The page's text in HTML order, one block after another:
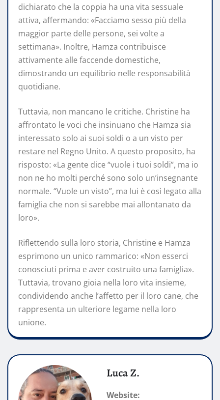
dichiarato che la coppia ha una vita sessuale
attiva, affermando: «Facciamo sesso più della
maggior parte delle persone, sei volte a
settimana». Inoltre, Hamza contribuisce
attivamente alle faccende domestiche,
dimostrando un equilibrio nelle responsabilità
quotidiane.
Tuttavia, non mancano le critiche. Christine ha
affrontato le voci che insinuano che Hamza sia
interessato solo ai suoi soldi o a un visto per
restare nel Regno Unito. A questo proposito, ha
risposto: «La gente dice “vuole i tuoi soldi”, ma io
non ne ho molti perché sono solo un’insegnante
normale. “Vuole un visto”, ma lui è così legato alla
famiglia che non si sarebbe mai allontanato da
loro».
Riflettendo sulla loro storia, Christine e Hamza
esprimono un unico rammarico: «Non esserci
conosciuti prima e aver costruito una famiglia».
Tuttavia, trovano gioia nella loro vita insieme,
condividendo anche l’affetto per il loro cane, che
rappresenta un ulteriore legame nella loro
unione.
Luca Z.
Website: